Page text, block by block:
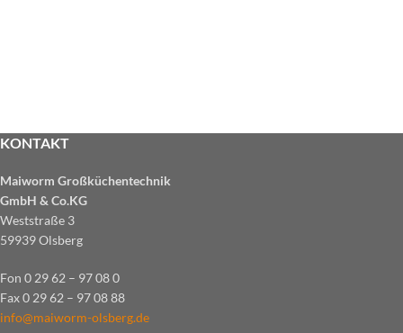
KONTAKT
Maiworm Großküchentechnik
GmbH & Co.KG
Weststraße 3
59939 Olsberg
Fon 0 29 62 – 97 08 0
Fax 0 29 62 – 97 08 88
info@maiworm-olsberg.de